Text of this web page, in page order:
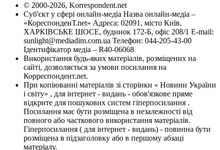
© 2000-2026, Korrespondent.net
Суб'єкт у сфері онлайн-медіа Назва онлайн-медіа –
«КореспонденТ.net» Адреса: 02091, місто Київ,
ХАРКІВСЬКЕ ШОСЕ, будинок 172-Б, офіс 208/1 E-mail:
sunlight@mediadim.com.ua Телефон: 044-205-43-00
Ідентифікатор медіа – R40-06068
Використання будь-яких матеріалів, розміщених на
сайті, дозволяється за умови посилання на
Корреспондент.net.
При копіюванні матеріалів зі сторінки « Новини України
і світу» , для інтернет - видань - обов'язкове пряме
відкрите для пошукових систем гіперпосилання .
Посилання має бути розміщена в незалежності від
повного або часткового використання матеріалів.
Гіперпосилання ( для інтернет - видань) - повинна бути
розміщена в підзаголовку або в першому абзаці
матеріалу.